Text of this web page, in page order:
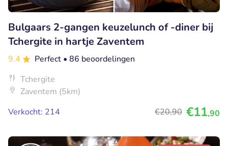
Bulgaars 2-gangen keuzelunch of -diner bij
Tchergite in hartje Zaventem
9.4 Perfect • 86 beoordelingen
Tchergite
Zaventem (5km)
Verkocht: 214
€20,90 €11,90